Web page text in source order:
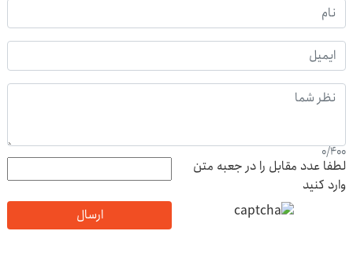
0/400
لطفا عدد مقابل را در جعبه متن
وارد کنید
ارسال